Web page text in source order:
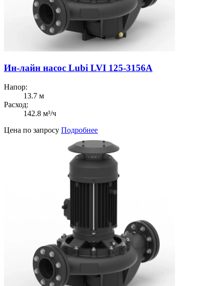
Ин-лайн насос Lubi LVI 125-3156A
Напор:
13.7 м
Расход:
142.8 м³/ч
Цена по запросу Подробнее